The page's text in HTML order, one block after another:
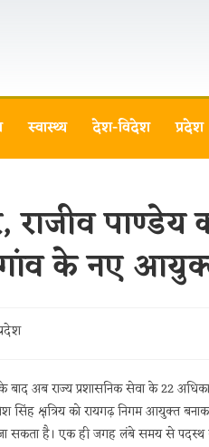
स्वास्थ्य देश-विदेश प्रदेश
पाण्डेय
के नए
अब राज्य प्रशासनिक सेवा के 22
सिंह क्षत्रिय को रायगढ़ निगम आयुक्त
सकता है। एक ही जगह लंबे समय से